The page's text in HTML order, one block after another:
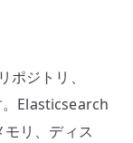
ジトリ、
。Elasticsearch
リ、ディス